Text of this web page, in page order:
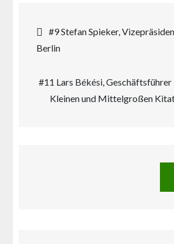
#9 Stefan Spieker,
Berlin
#11 Lars Békési, Geschäftsführer
Kleinen und Mittelgroßen